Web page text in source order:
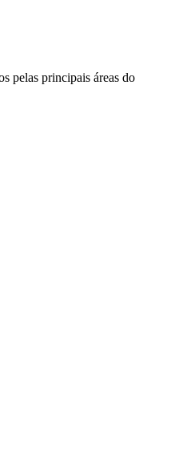
pelas principais áreas do